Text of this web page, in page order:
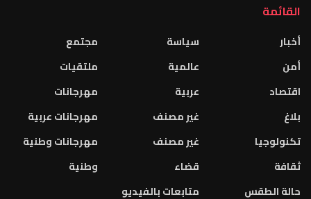
القائمة
أخبار
أمن
اقتصاد
بلاغ
تكنولوجيا
ثقافة
حالة الطقس
سياسة
عالمية
عربية
غير مصنف
غير مصنف
قضاء
متابعات بالفيديو
مجتمع
ملتقيات
مهرجانات
مهرجانات عربية
مهرجانات وطنية
وطنية